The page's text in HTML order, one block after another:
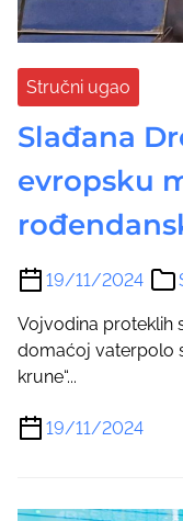
Stručni ugao
Slađana
evropsku
19/11/2024
Vojvodina proteklih
domaćoj vaterpolo
krune“...
19/11/2024